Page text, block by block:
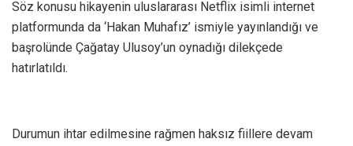
Söz konusu hikayenin uluslararası Netflix isimli internet
platformunda da ‘Hakan Muhafız’ ismiyle yayınlandığı ve
başrolünde Çağatay Ulusoy’un oynadığı dilekçede
hatırlatıldı.
Durumun ihtar edilmesine rağmen haksız fiillere devam